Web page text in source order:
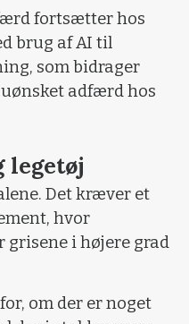
fortsætter hos
brug af AI til
som bidrager
adfærd hos
legetøj
Det kræver et
hvor
grisene i højere grad
om der er noget